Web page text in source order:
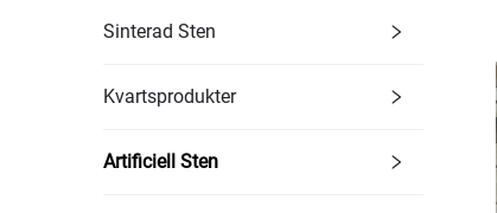
Sinterad Sten
Kvartsprodukter
Artificiell Sten